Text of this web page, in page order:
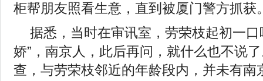
柜帮朋友照看生意，直到被厦门警方抓获
据悉，当时在审讯室，劳荣枝起初一口
娇”，南京人，此后再问，就什么也不说
查，与劳荣枝邻近的年龄段内，并未有南